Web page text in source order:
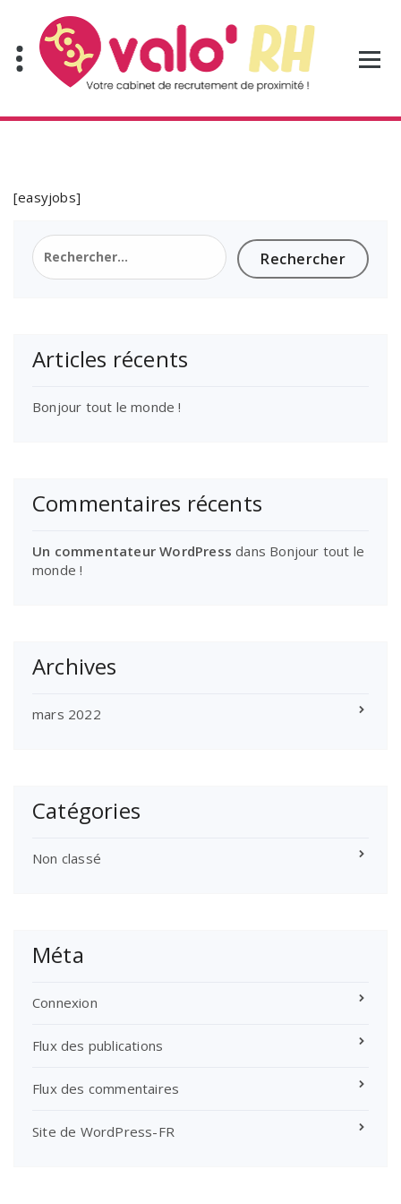
contenu
[easyjobs]
Rechercher :
Articles récents
Bonjour tout le monde !
Commentaires récents
Un commentateur WordPress dans Bonjour tout le
monde !
Archives
mars 2022
Catégories
Non classé
Méta
Connexion
Flux des publications
Flux des commentaires
Site de WordPress-FR